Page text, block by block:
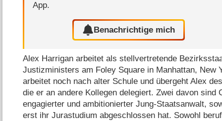
App.
Benachrichtige mich
Alex Harrigan arbeitet als stellvertretende
Justizministers am Foley Square in Manhattan, New
arbeitet noch nach alter Schule und übergeht Alex
die er an andere Kollegen delegiert. Zwei davon sind
engagierter und ambitionierter Jung-Staatsanwalt,
erst ihr Jurastudium abgeschlossen hat. Sowohl